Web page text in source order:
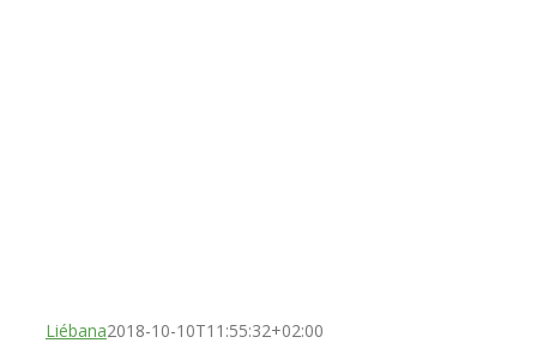
Liébana2018-10-10T11:55:32+02:00